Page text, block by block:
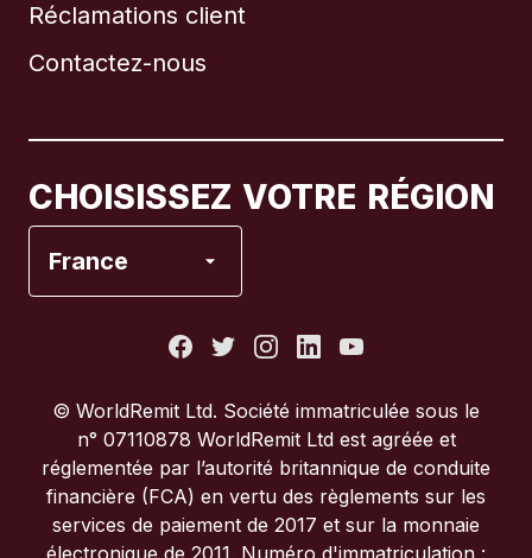
Réclamations client
Contactez-nous
CHOISISSEZ VOTRE RÉGION
France
Brésil
Italie
Portugal
© WorldRemit Ltd. Société immatriculée sous le
n° 07110878 WorldRemit Ltd est agréée et
réglementée par l’autorité britannique de conduite
financière (FCA) en vertu des règlements sur les
services de paiement de 2017 et sur la monnaie